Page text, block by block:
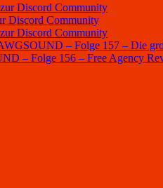
Discord Community
Discord Community
Discord Community
– Folge 157 – Die
– Folge 156 – Free Agency